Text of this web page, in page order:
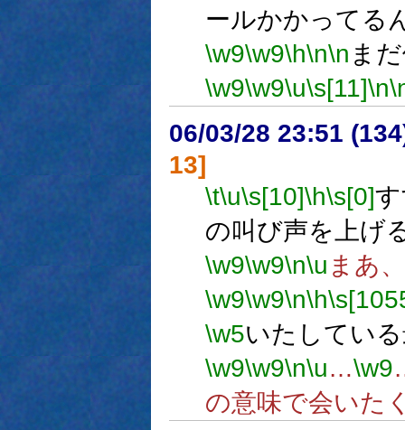
ールかかってる
\w9\w9\h\n\n ま
\w9\w9\u\s[11]\n
06/03/28 23:51
13]
\t\u\s[10]\h\s[0]
の叫び声を上げ
\w9\w9\n\u まあ、
\w9\w9\n\h
\w5いたしてい
\w9\w9\n\u…\w9
の意味で会いた